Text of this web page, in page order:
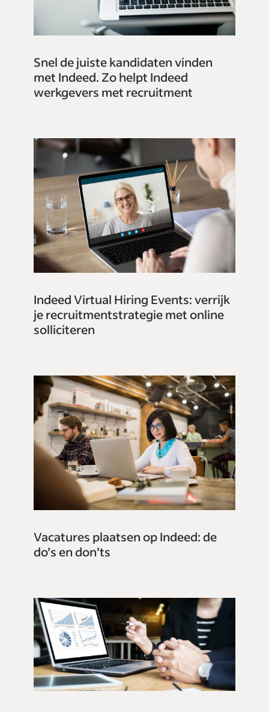
Snel de juiste kandidaten vinden
met Indeed. Zo helpt Indeed
werkgevers met recruitment
Indeed Virtual Hiring Events: verrijk
je recruitmentstrategie met online
solliciteren
Vacatures plaatsen op Indeed: de
do’s en don’ts